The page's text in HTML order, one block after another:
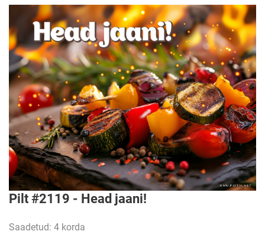
Pilt #2119 - Head jaani!
Saadetud: 4 korda